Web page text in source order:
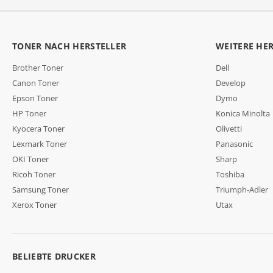
TONER NACH HERSTELLER
Brother Toner
Canon Toner
Epson Toner
HP Toner
Kyocera Toner
Lexmark Toner
OKI Toner
Ricoh Toner
Samsung Toner
Xerox Toner
WEITERE
Dell
Develop
Dymo
Konica Minolta
Olivetti
Panasonic
Sharp
Toshiba
Triumph-Adler
Utax
BELIEBTE DRUCKER